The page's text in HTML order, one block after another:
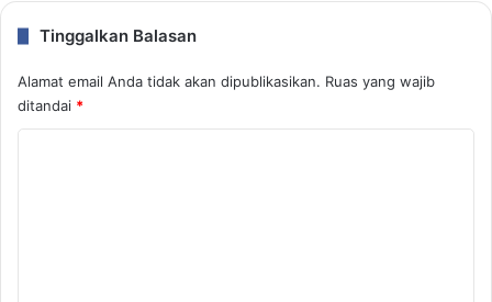
Tinggalkan Balasan
Alamat email Anda tidak akan dipublikasikan. Ruas yang wajib
ditandai *